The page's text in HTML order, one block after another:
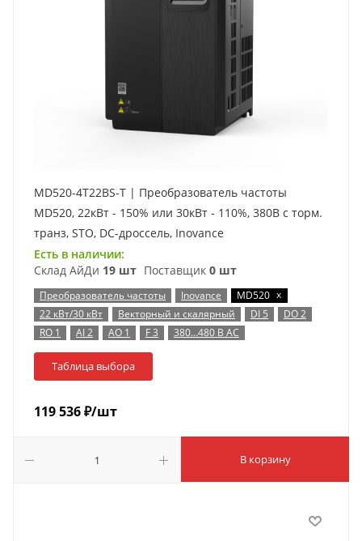
MD520-4T22BS-T | Преобразователь частоты
MD520, 22кВт - 150% или 30кВт - 110%, 380В с торм.
транз, STO, DC-дроссель, Inovance
Есть в наличии:
Склад АйДи 19 шт Поставщик 0 шт
Преобразователь частоты Inovance MD520 x
22 кВт/30 кВт
Векторный и скалярный DI 5
DO 2
RO 1
AI 2 AO 1 F 3 380…480 В AC
Таблица выбора
119 536₽/шт
В корзину